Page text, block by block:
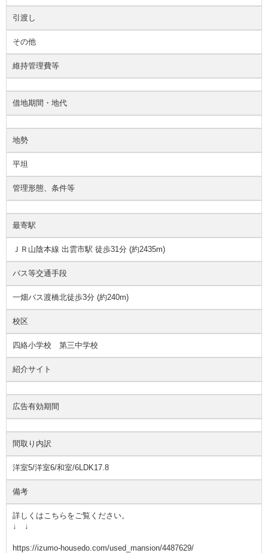
引渡し
その他
維持管理費等
借地期間・地代
地勢
平坦
管理形態、条件等
最寄駅
ＪＲ山陰本線 出雲市駅 徒歩31分 (約2435m)
バス等交通手段
一畑バス渡橋北徒歩3分 (約240m)
校区
四絡小学校 第三中学校
紹介サイト
広告有効期間
間取り内訳
洋室5/洋室6/和室/6LDK17.8
備考
詳しくはこちらをご覧ください。
↓ ↓
https://izumo-housedo.com/used_mansion/4487629/